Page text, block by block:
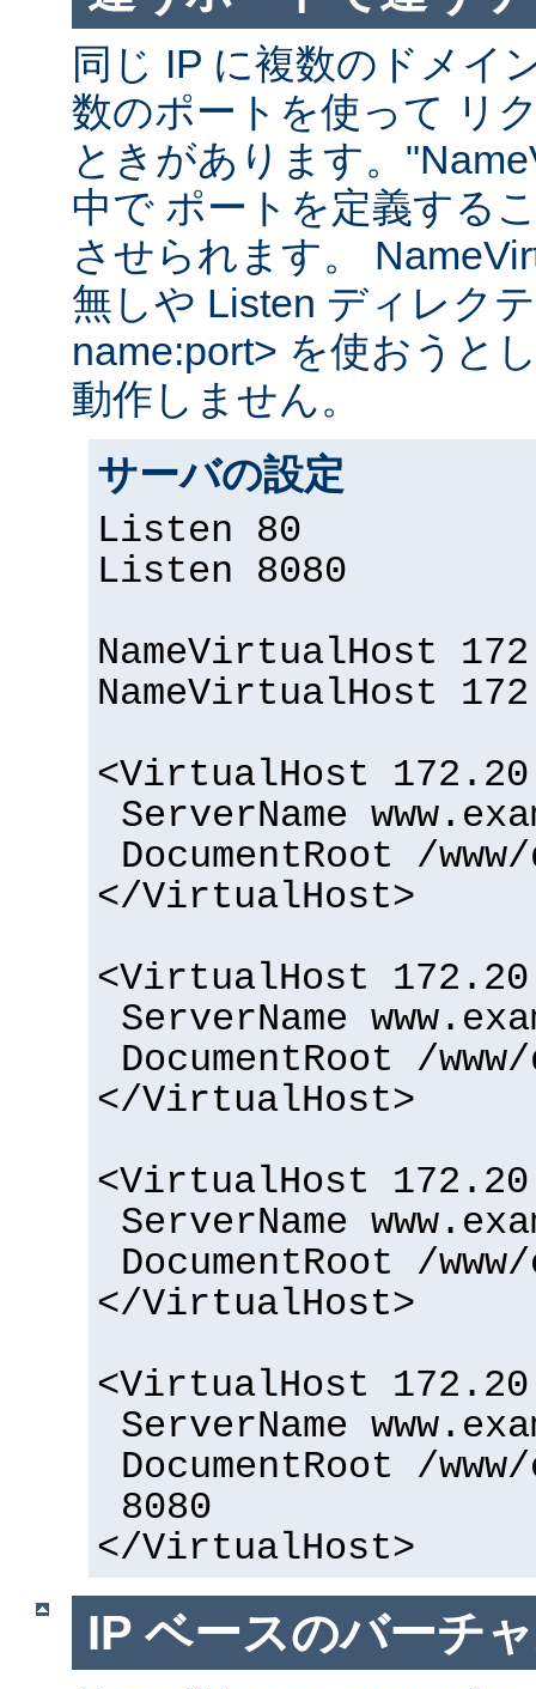
同じ IP に複数のドメイ
数のポートを使って リ
ときがあります。
中で ポートを定義する
させられます。
無しや Listen ディレク
name:port> を使おうと
動作しません。
サーバの設定
Listen 80
Listen 8080
NameVirtualHost
NameVirtualHost
<VirtualHost
ServerName
DocumentRoot /
</VirtualHost>
<VirtualHost
ServerName
DocumentRoot /
</VirtualHost>
<VirtualHost
ServerName
DocumentRoot /
</VirtualHost>
<VirtualHost
ServerName
DocumentRoot /
8080
</VirtualHost>
IP ベースのバーチ